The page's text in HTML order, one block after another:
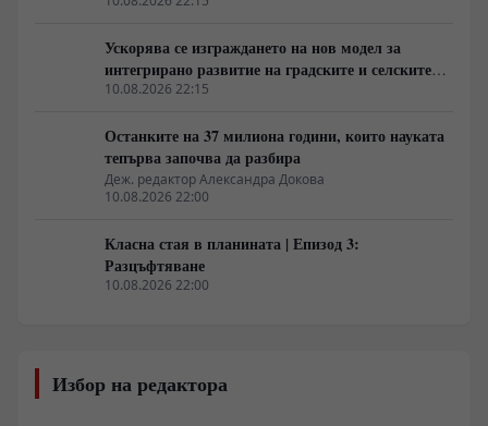
Ускорява се изграждането на нов модел за
интегрирано развитие на градските и селските
райони в Китай
10.08.2026 22:15
Останките на 37 милиона години, които науката
тепърва започва да разбира
Деж. редактор Александра Докова
10.08.2026 22:00
Класна стая в планината | Епизод 3:
Разцъфтяване
10.08.2026 22:00
Избор на редактора